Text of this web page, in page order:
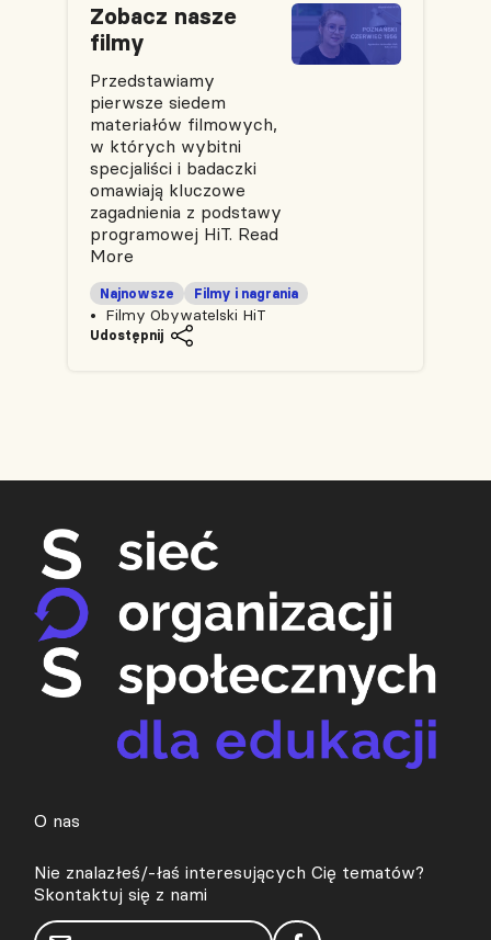
Zobacz nasze
filmy
Przedstawiamy
pierwsze siedem
materiałów filmowych,
w których wybitni
specjaliści i badaczki
omawiają kluczowe
zagadnienia z podstawy
programowej HiT. Read
More
Filmy Obywatelski HiT
Najnowsze Filmy i nagrania
Udostępnij
O nas
Nie znalazłeś/-łaś interesujących Cię tematów?
Skontaktuj się z nami